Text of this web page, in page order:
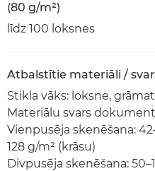
(80 g/m²)
līdz 100 loksnes
Atbalstītie materiāli /
Stikla vāks: loksne,
Materiālu svars
Vienpusēja skenēšana:
128 g/m² (krāsu)
Divpusēja skenēšana: